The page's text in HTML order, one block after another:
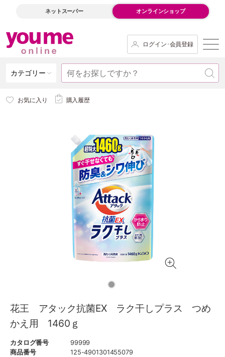
ネットスーパー オンラインショップ
ログイン･会員登録
カテゴリー
お気に入り 購入履歴
花王 アタック抗菌EX ラク干しプラス つめ
かえ用 1460ｇ
カタログ番号
99999
商品番号
125-4901301455079